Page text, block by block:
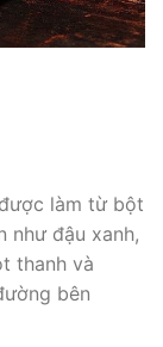
làm từ bột
như đậu xanh,
thanh và
bên